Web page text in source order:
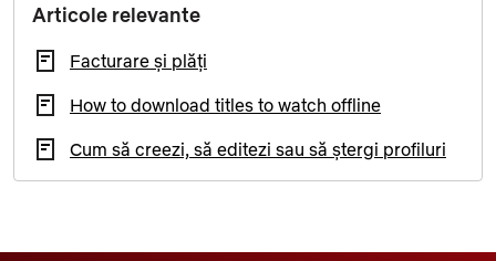
Articole relevante
Facturare și plăți
How to download titles to watch offline
Cum să creezi, să editezi sau să ștergi profiluri